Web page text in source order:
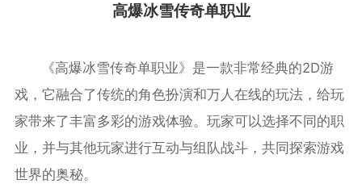
高爆冰雪传奇单职业
《高爆冰雪传奇单职业》是一款非常经典的2D游
戏，它融合了传统的角色扮演和万人在线的玩法，给玩
家带来了丰富多彩的游戏体验。玩家可以选择不同的职
业，并与其他玩家进行互动与组队战斗，共同探索游戏
世界的奥秘。